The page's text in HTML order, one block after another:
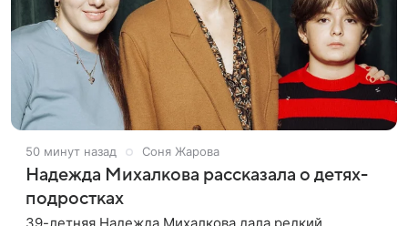
50 минут назад Соня Жарова
Надежда Михалкова рассказала о детях-
подростках